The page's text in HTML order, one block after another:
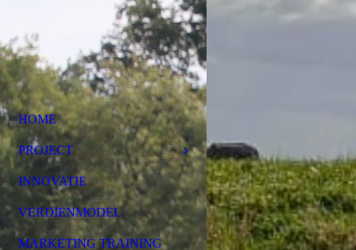
HOME
PROJECT
INNOVATIE
VERDIENMODEL
MARKETING TRAINING